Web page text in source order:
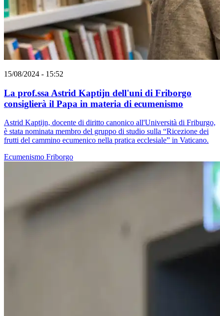
15/08/2024 - 15:52
La prof.ssa Astrid Kaptijn dell'uni di Friborgo
consiglierà il Papa in materia di ecumenismo
Astrid Kaptijn, docente di diritto canonico all'Università di Friburgo,
è stata nominata membro del gruppo di studio sulla “Ricezione dei
frutti del cammino ecumenico nella pratica ecclesiale” in Vaticano.
Ecumenismo Friborgo